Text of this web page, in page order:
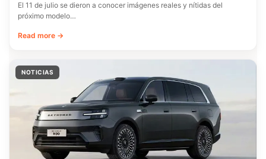
El 11 de julio se dieron a conocer imágenes reales y nítidas del
próximo modelo…
Read more →
NOTICIAS